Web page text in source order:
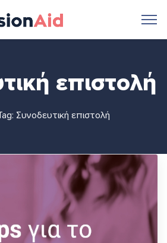
επιστολή
Συνοδευτική επιστολή